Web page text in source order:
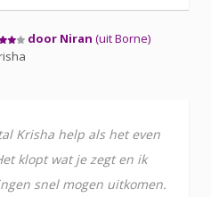
door Niran (uit Borne)
Krisha help als het even
klopt wat je zegt en ik
snel mogen uitkomen.